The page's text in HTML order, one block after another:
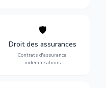
🛡️
Droit des assurances
Contrats d'assurance,
indemnisations
Défense de vos intérêts :
contrats d'assurance,
sinistres et indemnisations
optimales.